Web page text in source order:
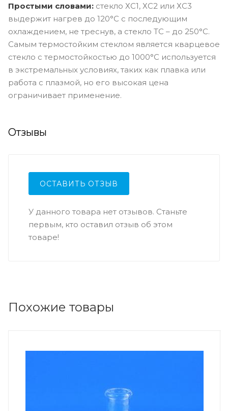
Простыми словами: стекло ХС1, ХС2 или ХС3
выдержит нагрев до 120°C с последующим
охлаждением, не треснув, а стекло ТС – до 250°C.
Самым термостойким стеклом является кварцевое
стекло с термостойкостью до 1000°C используется
в экстремальных условиях, таких как плавка или
работа с плазмой, но его высокая цена
ограничивает применение.
Отзывы
ОСТАВИТЬ ОТЗЫВ
У данного товара нет отзывов. Станьте
первым, кто оставил отзыв об этом
товаре!
Похожие товары